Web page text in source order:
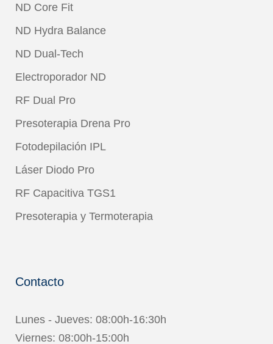
ND Core Fit
ND Hydra Balance
ND Dual-Tech
Electroporador ND
RF Dual Pro
Presoterapia Drena Pro
Fotodepilación IPL
Láser Diodo Pro
RF Capacitiva TGS1
Presoterapia y Termoterapia
Contacto
Lunes - Jueves: 08:00h-16:30h
Viernes: 08:00h-15:00h